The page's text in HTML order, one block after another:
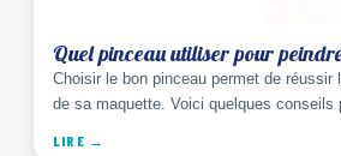
Quel pinceau utiliser pour
Choisir le bon pinceau permet de réussir
de sa maquette. Voici quelques conseils
LIRE →